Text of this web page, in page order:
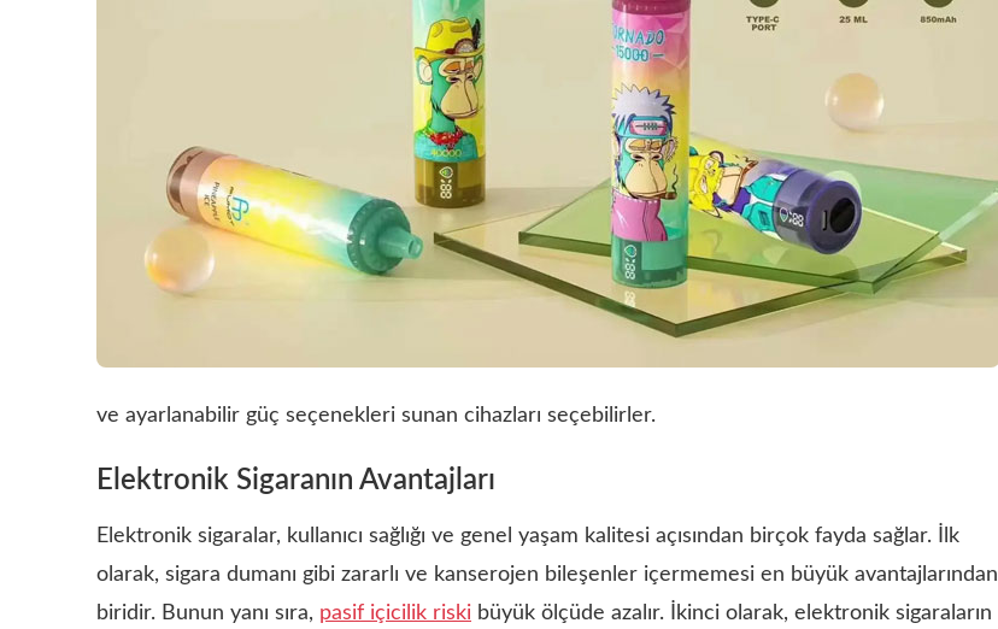
ve ayarlanabilir güç seçenekleri sunan cihazları seçebilirler.
Elektronik Sigaranın Avantajları
Elektronik sigaralar, kullanıcı sağlığı ve genel yaşam kalitesi açısından birçok fayda sağlar. İlk
olarak, sigara dumanı gibi zararlı ve kanserojen bileşenler içermemesi en büyük avantajlarından
biridir. Bunun yanı sıra, pasif içicilik riski büyük ölçüde azalır. İkinci olarak, elektronik sigaraların